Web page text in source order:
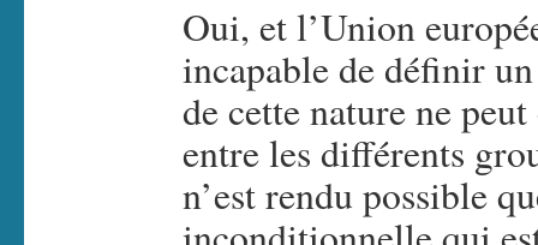
Oui, et l’Union
incapable de définir
de cette nature ne
entre les différents
n’est rendu possible